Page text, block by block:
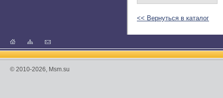
<< Вернуться в каталог
© 2010-2026, Msm.su